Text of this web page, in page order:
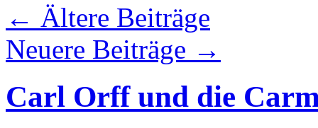
← Ältere Beiträge
Neuere Beiträge →
Carl Orff und die